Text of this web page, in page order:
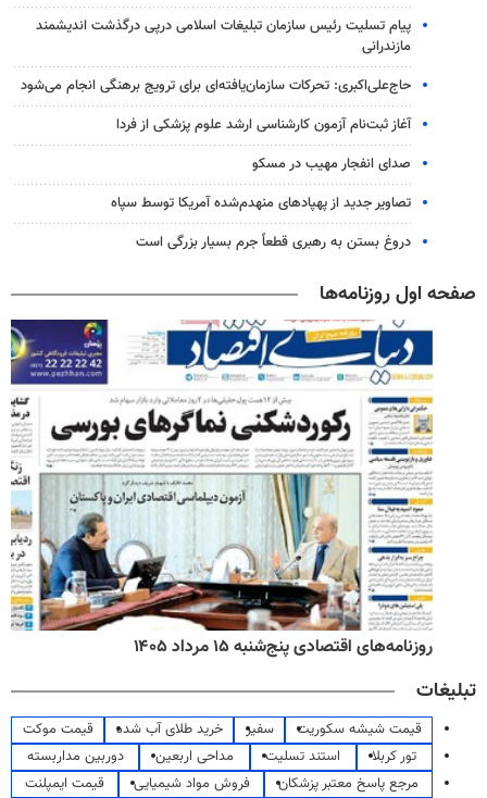
پیام تسلیت رئیس سازمان تبلیغات اسلامی درپی درگذشت اندیشمند
مازندرانی
حاج‌علی‌اکبری: تحرکات سازمان‌یافته‌ای برای ترویج برهنگی انجام می‌شود
آغاز ثبت‌نام‌ آزمون کارشناسی ارشد علوم پزشکی از فردا
صدای انفجار مهیب در مسکو
تصاویر جدید از پهپادهای منهدم‌شده آمریکا توسط سپاه
دروغ بستن به رهبری قطعاً جرم بسیار بزرگی است
صفحه اول روزنامه‌ها
روزنامه‌های اقتصادی پنج‌شنبه ۱۵ مرداد ۱۴۰۵
تبلیغات
قیمت شیشه سکوریت سفیر خرید طلای آب شده
قیمت موکت
تور کربلا
استند تسلیت مداحی اربعین
دوربین مداربسته
مرجع پاسخ معتبر پزشکان
فروش مواد شیمیایی
قیمت ایمپلنت